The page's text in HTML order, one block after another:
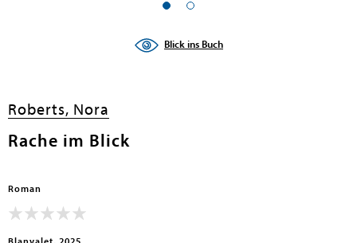
Blick ins Buch
Roberts, Nora
Rache im Blick
Roman